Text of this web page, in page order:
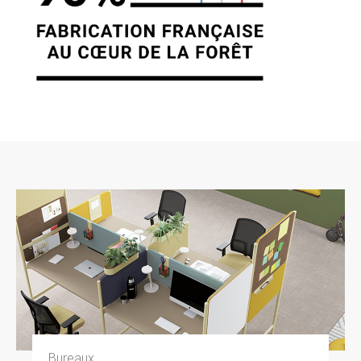
7. GESTION DES DONNÉES
PERSONNELLES.
En France, les données personnelles sont
notamment protégées par la loi n° 78-87 du 6
l’utilisateur, l’adresse de protocole Internet (IP)
de l’utilisateur. En tout état de cause CLEN ne
collecte des informations personnelles
relatives à l’utilisateur que pour le besoin de
certains services proposés par le site
https://clen.fr. L’utilisateur fournit ces
informations en toute connaissance de cause,
notamment lorsqu’il procède par lui-même à
leur saisie. Il est alors précisé à l’utilisateur du
site https://clen.fr l’obligation ou non de fournir
ces informations. Conformément aux